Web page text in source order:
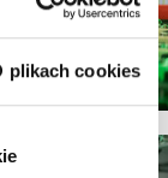
plikach cookies